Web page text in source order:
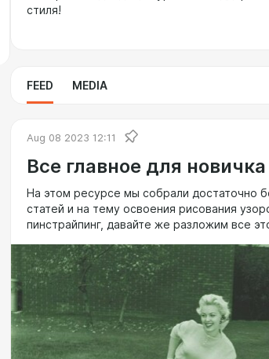
стиля!
FEED MEDIA
Aug 08 2023 12:11
Все главное для
На этом ресурсе мы собрали достаточно
статей и на тему освоения рисования
пинстрайпинг, давайте же разложим все